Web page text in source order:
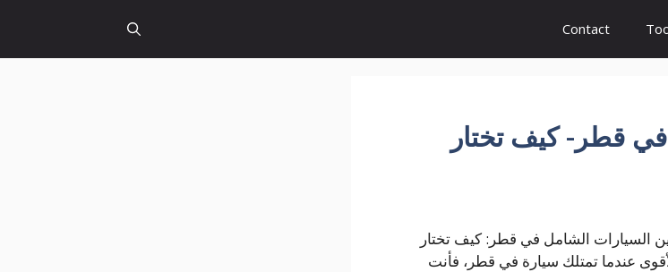
Contact
في قطر- كيف تختار
السيارات الشامل في قطر: كيف تختار
عندما تمتلك سيارة في قطر، فأنت